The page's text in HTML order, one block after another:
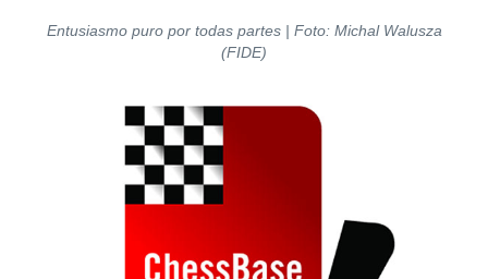
Entusiasmo puro por todas partes | Foto: Michal Walusza
(FIDE)